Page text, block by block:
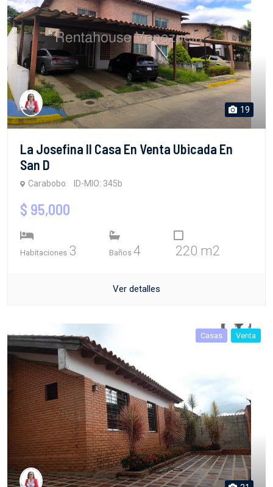
19
La Josefina II Casa En Venta Ubicada En
San D
Carabobo ID-MIO: 345b
$ 95,000
Habitaciones 3 Baños 4 220 m2
Ver detalles
Casas Venta